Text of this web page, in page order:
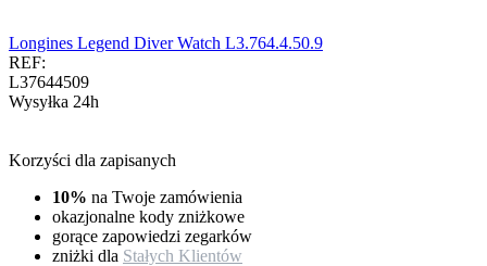
Longines Legend Diver Watch L3.764.4.50.9
REF:
L37644509
Wysyłka 24h
Korzyści dla zapisanych
10% na Twoje zamówienia
okazjonalne kody zniżkowe
gorące zapowiedzi zegarków
zniżki dla Stałych Klientów